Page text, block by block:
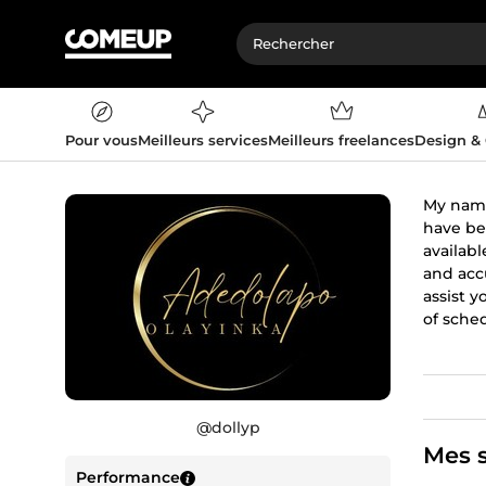
Pour vousMeilleurs servicesMeilleurs freelancesDesign &
@dollyp
Performance
My
have
and
assist
of
Mes